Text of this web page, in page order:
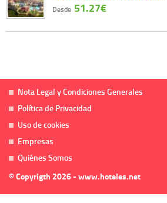
Desde 51.27€
Nota Legal y Condiciones Generales
Política de Privacidad
Uso de cookies
Empresas
Quiénes Somos
© Copyrigth 2026 - www.hoteles.net